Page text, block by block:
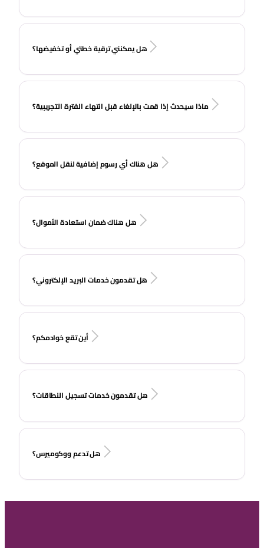
هل يمكنني ترقية خطتي أو تخفيضها؟
ماذا سيحدث إذا قمت بالإلغاء قبل انتهاء الفترة التجريبية؟
هل هناك أي رسوم إضافية لنقل الموقع؟
هل هناك ضمان استعادة الأموال؟
هل تقدمون خدمات البريد الإلكتروني؟
أين تقع خوادمكم؟
هل تقدمون خدمات تسجيل النطاقات؟
هل تدعم ووكوميرس؟